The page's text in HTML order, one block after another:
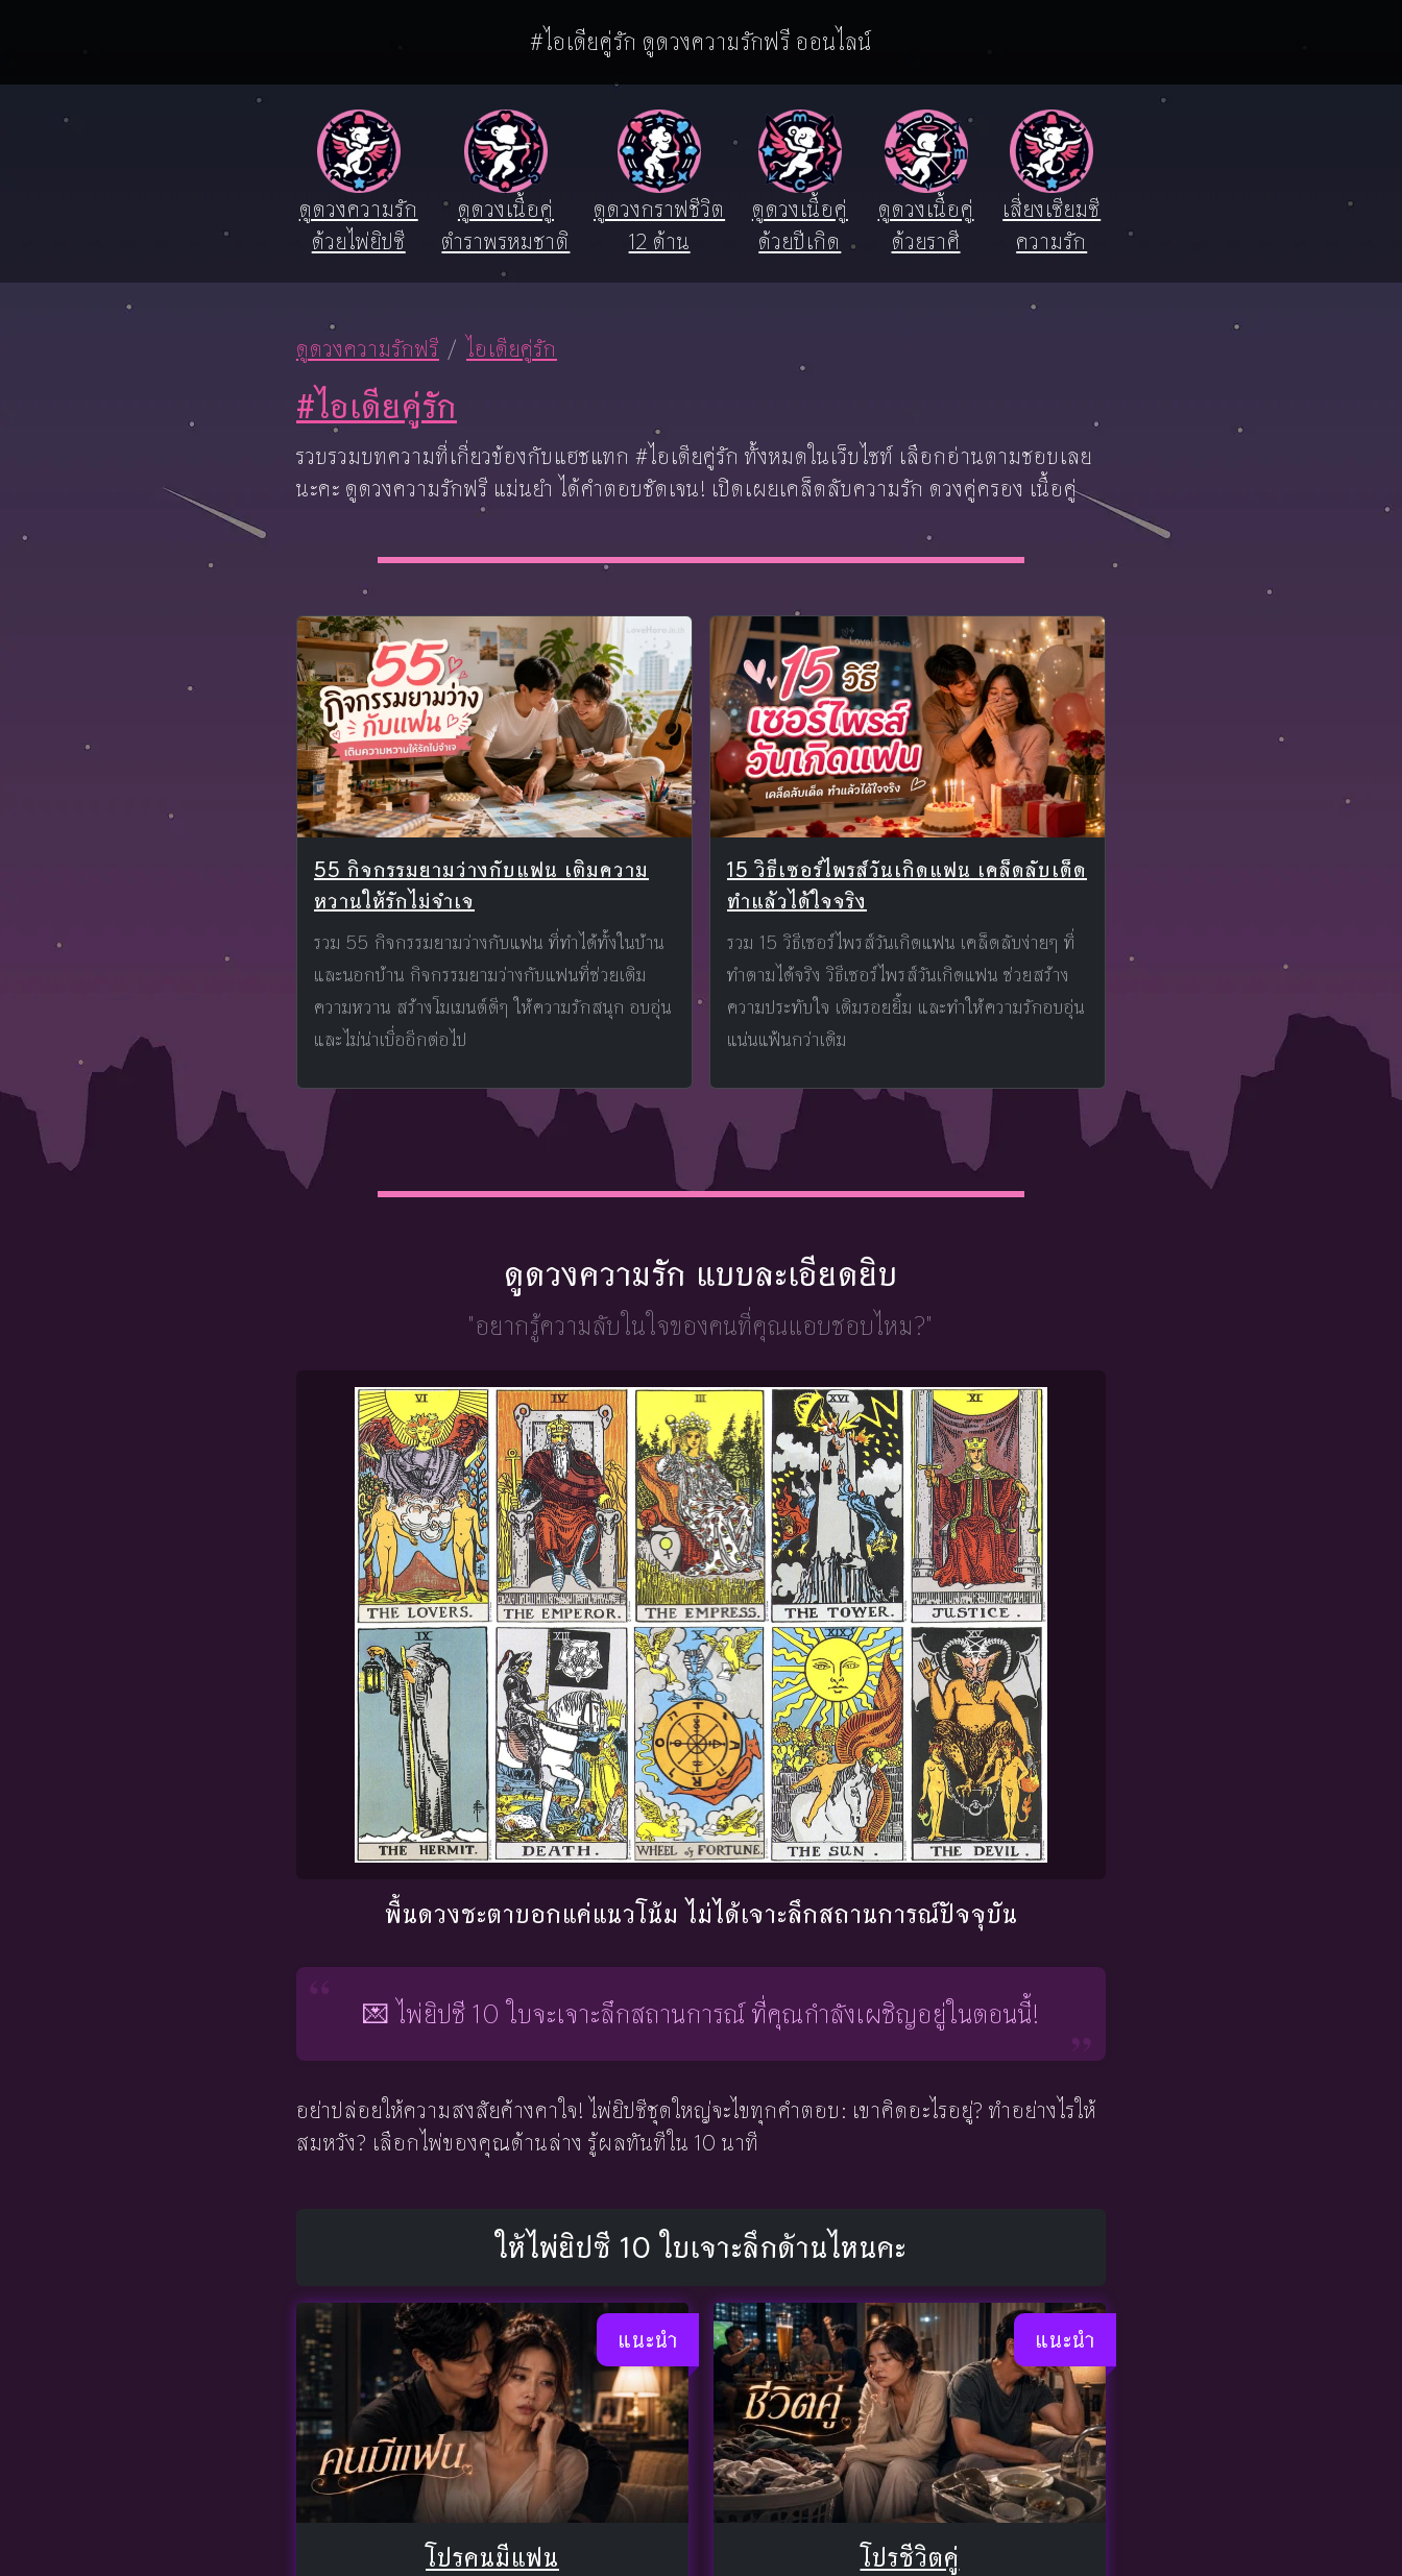
#ไอเดียคู่รัก ดูดวงความรักฟรี ออนไลน์
ดูดวงความรัก
ด้วยไพ่ยิปซี
ดูดวงเนื้อคู่
ตำราพรหมชาติ
ดูดวงกราฟชีวิต
12 ด้าน
ดูดวงเนื้อคู่
ด้วยปีเกิด
ดูดวงเนื้อคู่
ด้วยราศี
เสี่ยงเซียมซี
ความรัก
ดูดวงความรักฟรี ไอเดียคู่รัก
#ไอเดียคู่รัก
รวบรวมบทความที่เกี่ยวข้องกับแฮชแทก #ไอเดียคู่รัก ทั้งหมดในเว็บไซท์ เลือกอ่านตามชอบเลย
นะคะ ดูดวงความรักฟรี แม่นยำ ได้คำตอบชัดเจน! เปิดเผยเคล็ดลับความรัก ดวงคู่ครอง เนื้อคู่
55 กิจกรรมยามว่างกับแฟน เติมความ
หวานให้รักไม่จำเจ
รวม 55 กิจกรรมยามว่างกับแฟน ที่ทำได้ทั้งในบ้าน
และนอกบ้าน กิจกรรมยามว่างกับแฟนที่ช่วยเติม
ความหวาน สร้างโมเมนต์ดีๆ ให้ความรักสนุก อบอุ่น
และไม่น่าเบื่ออีกต่อไป
15 วิธีเซอร์ไพรส์วันเกิดแฟน เคล็ดลับเด็ด
ทำแล้วได้ใจจริง
รวม 15 วิธีเซอร์ไพรส์วันเกิดแฟน เคล็ดลับง่ายๆ ที่
ทำตามได้จริง วิธีเซอร์ไพรส์วันเกิดแฟน ช่วยสร้าง
ความประทับใจ เติมรอยยิ้ม และทำให้ความรักอบอุ่น
แน่นแฟ้นกว่าเดิม
ดูดวงความรัก แบบละเอียดยิบ
"อยากรู้ความลับในใจของคนที่คุณแอบชอบไหม?"
พื้นดวงชะตาบอกแค่แนวโน้ม ไม่ได้เจาะลึกสถานการณ์ปัจจุบัน
💌 ไพ่ยิปซี 10 ใบจะเจาะลึกสถานการณ์ ที่คุณกำลังเผชิญอยู่ในตอนนี้!
อย่าปล่อยให้ความสงสัยค้างคาใจ! ไพ่ยิปซีชุดใหญ่จะไขทุกคำตอบ: เขาคิดอะไรอยู่? ทำอย่างไรให้
สมหวัง? เลือกไพ่ของคุณด้านล่าง รู้ผลทันทีใน 10 นาที
ให้ไพ่ยิปซี 10 ใบเจาะลึกด้านไหนคะ
แนะนำ
โปรคนมีแฟน
แนะนำ
โปรชีวิตคู่